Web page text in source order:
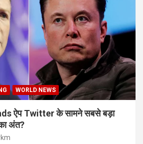
WORLD NEWS
ऐप Twitter के सामने सबसे बड़ा
अंत?